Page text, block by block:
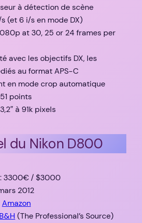
à détection de scène
(et 6 i/s en mode DX)
at 30, 25 or 24 frames per
avec les objectifs DX, les
au format APS-C
en mode crop automatique
points
à 91k pixels
du Nikon D800
3300€ / $3000
2012
Amazon
(The Professional’s Source)